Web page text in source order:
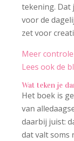
tekening. Dat
voor de
zet voor
Meer
Lees ook de
Wat teken je
Het boek is
van
daarbij juist:
dat valt soms